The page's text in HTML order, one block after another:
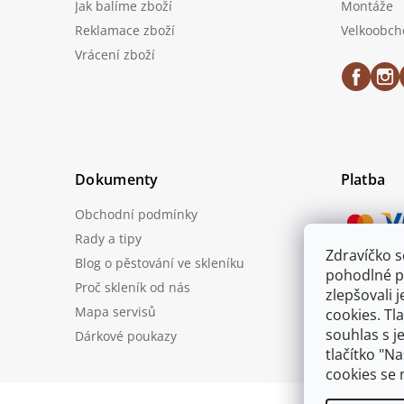
Zdravíčko
pohodlné
zlepšovali
cookies.
souhlas s
tlačítko
cookies se
Jak balíme zboží
Reklamace zboží
Vrácení zboží
Montáže
Dokumenty
Obchodní podmínky
Rady a tipy
Blog o pěstování ve skleníku
Proč skleník od nás
Mapa servisů
Dárkové poukazy
Platba